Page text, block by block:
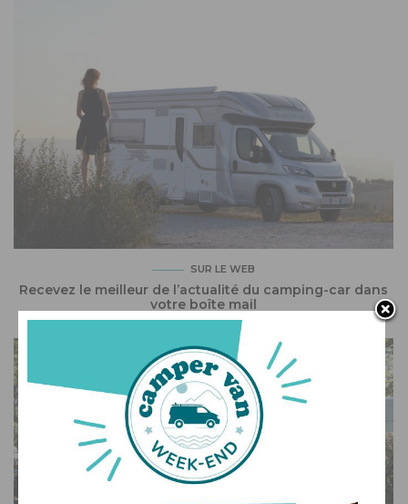
SUR LE WEB
Recevez le meilleur de l’actualité du camping-car dans
votre boîte mail